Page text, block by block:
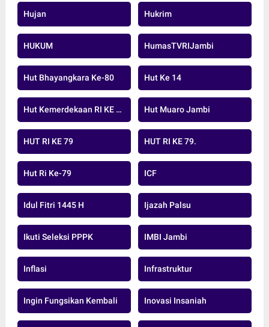
Hujan Hukrim
HUKUM HumasTVRIJambi
Hut Bhayangkara Ke-80 Hut Ke 14
Hut Kemerdekaan RI KE 79 TAHUN 20224 Hut Muaro Jambi
HUT RI KE 79 HUT RI KE 79.
Hut Ri Ke-79 ICF
Idul Fitri 1445 H Ijazah Palsu
Ikuti Seleksi PPPK IMBI Jambi
Inflasi Infrastruktur
Ingin Fungsikan Kembali Inovasi Insaniah